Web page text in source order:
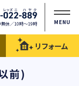
休／10時〜19時 MENU
リフォーム
前)